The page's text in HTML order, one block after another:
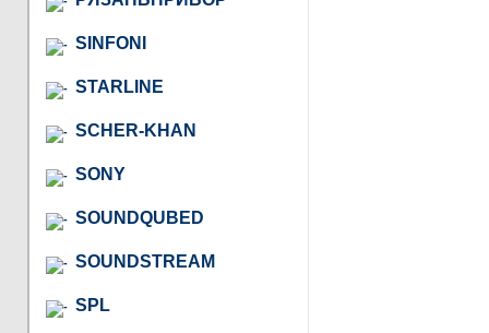
SINFONI
STARLINE
SCHER-KHAN
SONY
SOUNDQUBED
SOUNDSTREAM
SPL